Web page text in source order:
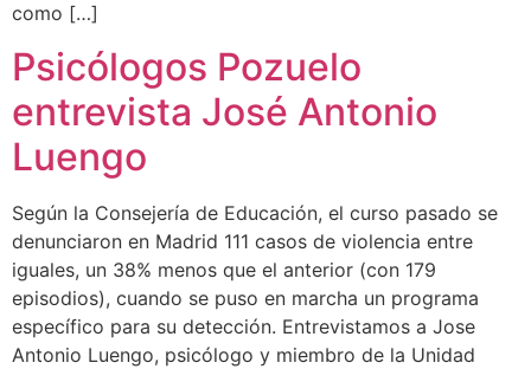
como […]
Psicólogos Pozuelo
entrevista José Antonio
Luengo
Según la Consejería de Educación, el curso pasado se
denunciaron en Madrid 111 casos de violencia entre
iguales, un 38% menos que el anterior (con 179
episodios), cuando se puso en marcha un programa
específico para su detección. Entrevistamos a Jose
Antonio Luengo, psicólogo y miembro de la Unidad